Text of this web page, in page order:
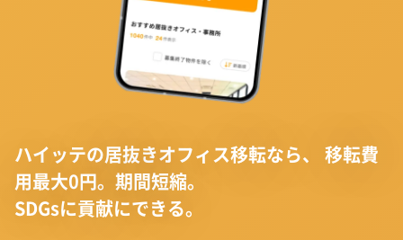
ハイッテの居抜きオフィス移転なら、
移転費
用最大0円。期間短縮。
SDGsに貢献にできる。